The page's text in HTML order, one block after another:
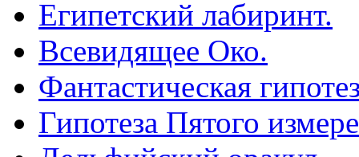
Египетский лабиринт.
Всевидящее Око.
Фантастическая
Гипотеза Пятого